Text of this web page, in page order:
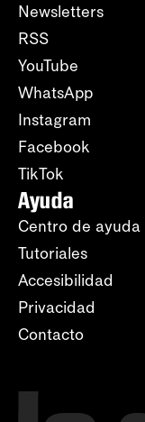
Newsletters
RSS
YouTube
WhatsApp
Instagram
Facebook
TikTok
Ayuda
Centro de ayuda
Tutoriales
Accesibilidad
Privacidad
Contacto